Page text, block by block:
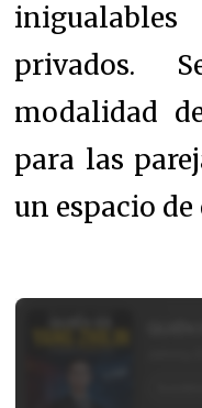
privados.
modalidad
para las
un espacio